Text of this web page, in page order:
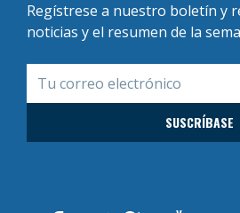
Regístrese a nuestro boletín y
noticias y el resumen de la